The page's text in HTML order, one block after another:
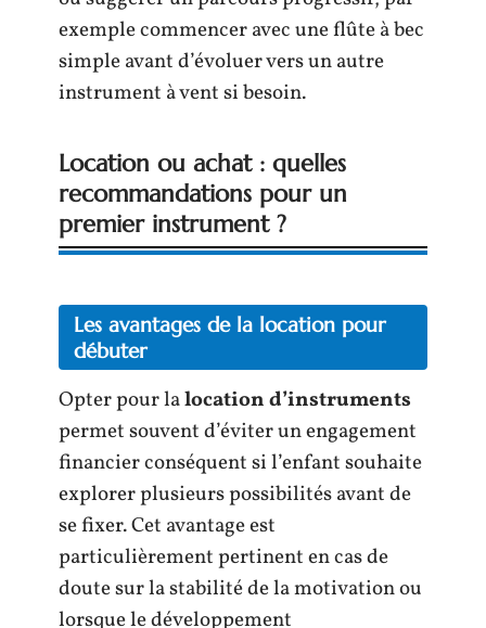
exemple commencer avec une flûte à bec
simple avant d’évoluer vers un autre
instrument à vent si besoin.
Location ou achat : quelles
recommandations pour un
premier instrument ?
Les avantages de la location pour
débuter
Opter pour lalocation d’instruments
permet souvent d’éviter un engagement
financier conséquent si l’enfant souhaite
explorer plusieurs possibilités avant de
se fixer. Cet avantage est
particulièrement pertinent en cas de
doute sur la stabilité de la motivation ou
lorsque le développement